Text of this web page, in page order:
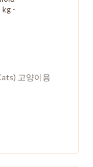
고양이용